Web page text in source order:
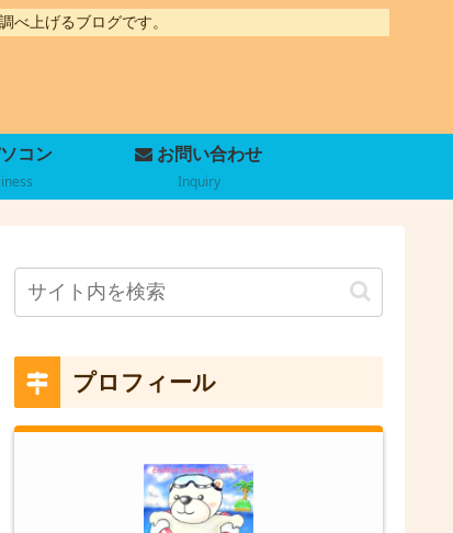
べ上げるブログです。
コン
お問い合わせ
Inquiry
プロフィール